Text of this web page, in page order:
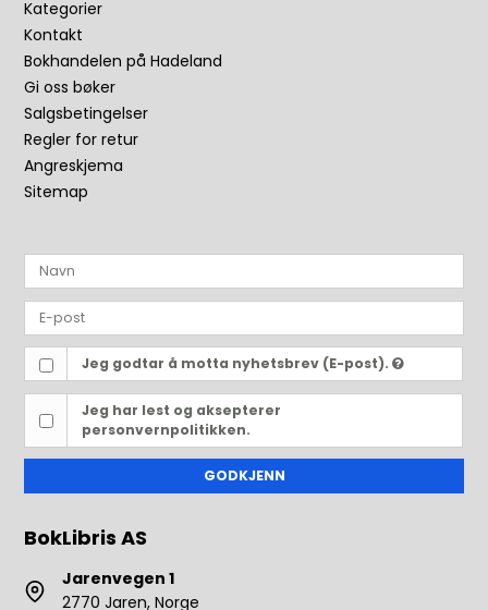
Kategorier
Kontakt
Bokhandelen på Hadeland
Gi oss bøker
Salgsbetingelser
Regler for retur
Angreskjema
Sitemap
Jeg godtar å motta nyhetsbrev (E-post).
Jeg har lest og aksepterer
personvernpolitikken.
GODKJENN
BokLibris AS
Jarenvegen 1
2770 Jaren, Norge